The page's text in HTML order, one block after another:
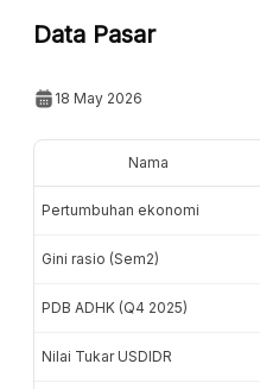
Data Pasar
18 May 2026
Nama
Pertumbuhan ekonomi
Gini rasio (Sem2)
PDB ADHK (Q4 2025)
Nilai Tukar USDIDR